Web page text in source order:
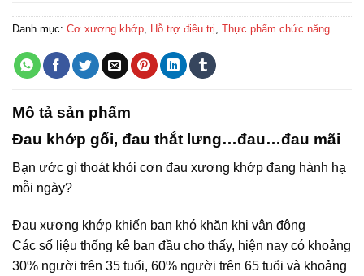
Danh mục: Cơ xương khớp Hỗ trợ điều trị Thực phẩm chức năng
Mô tả sản phẩm
Đau khớp gối, đau thắt lưng…đau…đau mãi
Bạn ước gì thoát khỏi cơn đau xương khớp đang hành hạ
mỗi ngày?
Đau xương khớp khiến bạn khó khăn khi vận động
Các số liệu thống kê ban đầu cho thấy, hiện nay có khoảng
30% người trên 35 tuổi, 60% người trên 65 tuổi và khoảng